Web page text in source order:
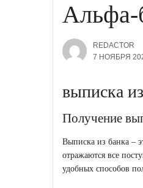
Альфа-
REDACTOR
7 НОЯБРЯ
выписка
Получение
Выписка из банка –
отражаются все
удобных способов